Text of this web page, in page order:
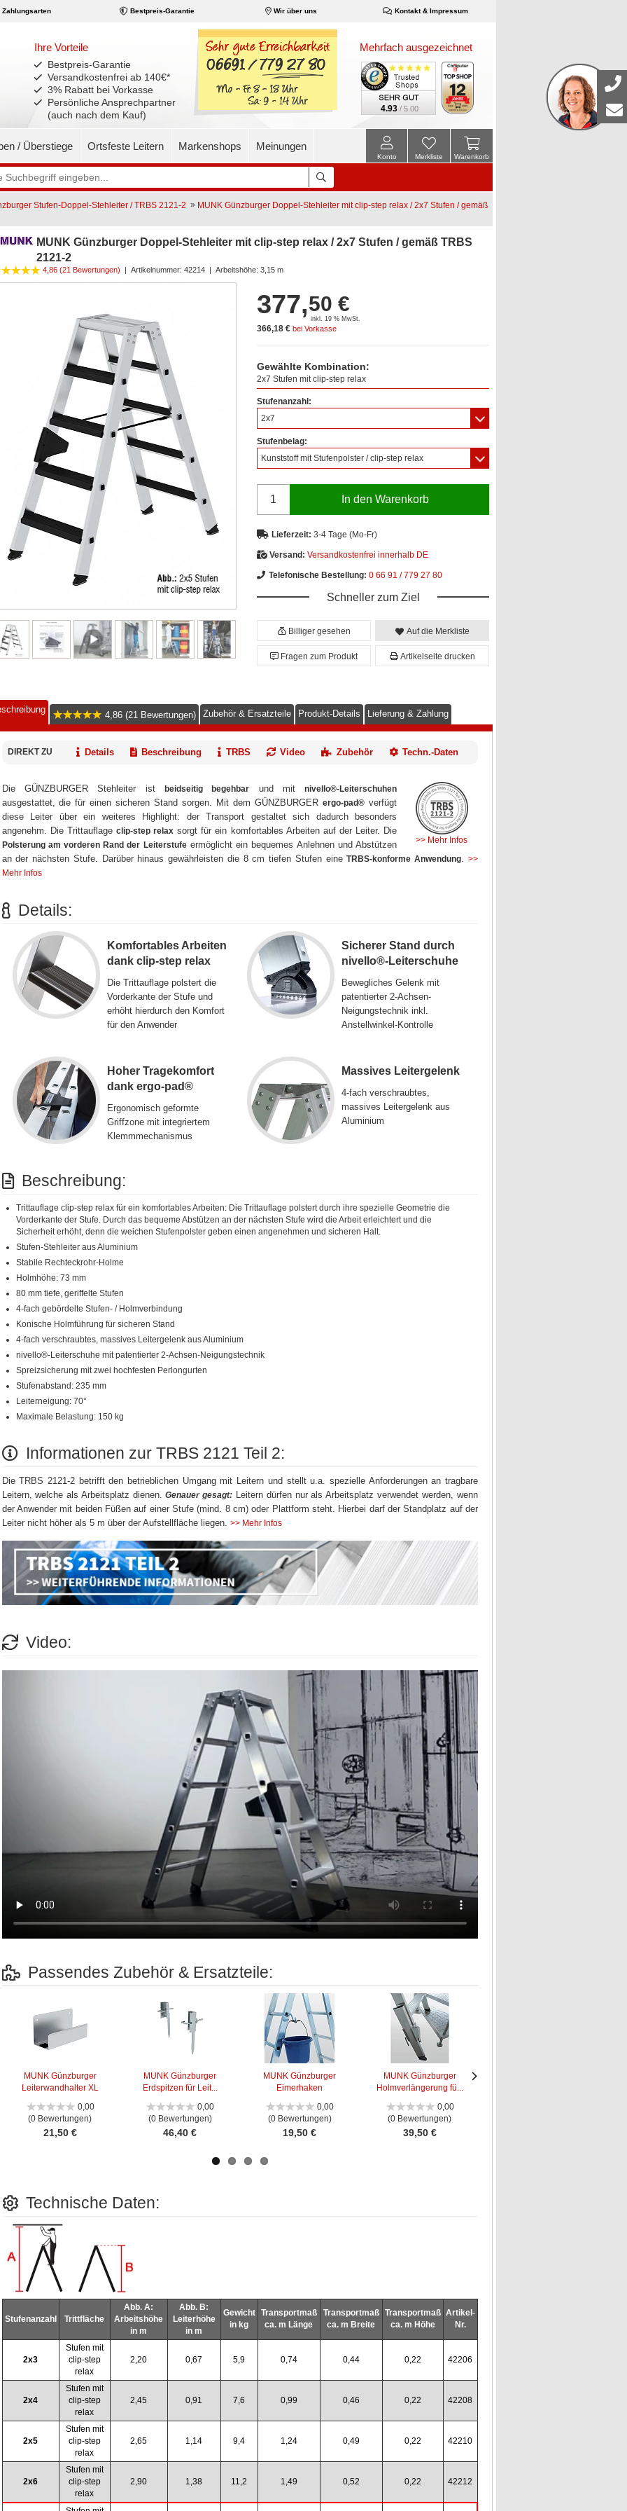
Zahlungsarten Bestpreis-Garantie Wir über uns Kontakt & Impressum
Ihre Vorteile
Bestpreis-Garantie
Versandkostenfrei ab 140€*
3% Rabatt bei Vorkasse
Persönliche Ansprechpartner
(auch nach dem Kauf)
Mehrfach ausgezeichnet
4.93 / 5.00
/ Überstiege Ortsfeste Leitern Markenshops Meinungen
Warenkorb
Merkliste
Konto
Stufen-Doppel-Stehleiter / TRBS 2121-2 » MUNK Günzburger Doppel-Stehleiter mit clip-step relax / 2x7 Stufen / gemäß
MUNK Günzburger Doppel-Stehleiter mit clip-step relax / 2x7 Stufen / gemäß TRBS
2121-2
4,86 (21 Bewertungen) | Artikelnummer: 42214 | Arbeitshöhe: 3,15 m
377,50 €
inkl. 19 % MwSt.
366,18 € bei Vorkasse
Gewählte Kombination:
2x7 Stufen mit clip-step relax
Stufenanzahl:
2x7
Stufenbelag:
Kunststoff mit Stufenpolster / clip-step relax
In den Warenkorb
Lieferzeit: 3-4 Tage (Mo-Fr)
Versand: Versandkostenfrei innerhalb DE
Telefonische Bestellung: 0 66 91 / 779 27 80
Schneller zum Ziel
Billiger gesehen Auf die Merkliste
Fragen zum Produkt Artikelseite drucken
4,86 (21 Bewertungen) Zubehör & Ersatzteile Produkt-Details Lieferung & Zahlung
DIREKT ZU Details Beschreibung TRBS Video Zubehör Techn.-Daten
>> Mehr Infos
Die GÜNZBURGER Stehleiter ist beidseitig begehbar und mitnivello®-Leiterschuhen
ausgestattet, die für einen sicheren Stand sorgen. Mit dem GÜNZBURGERergo-pad® verfügt
diese Leiter über ein weiteres Highlight: der Transport gestaltet sich dadurch besonders
angenehm. Die Trittauflage clip-step relax sorgt für ein komfortables Arbeiten auf der Leiter. Die
Polsterung am vorderen Rand der Leiterstufeermöglicht ein bequemes Anlehnen und Abstützen
an der nächsten Stufe. Darüber hinaus gewährleisten die 8 cm tiefen Stufen eineTRBS-konforme Anwendung .>>
Mehr Infos
Details:
Komfortables Arbeiten
dank clip-step relax
Die Trittauflage polstert die
Vorderkante der Stufe und
erhöht hierdurch den Komfort
für den Anwender
Sicherer Stand durch
nivello®-Leiterschuhe
Bewegliches Gelenk mit
patentierter 2-Achsen-
Neigungstechnik inkl.
Anstellwinkel-Kontrolle
Hoher Tragekomfort
dank ergo-pad®
Ergonomisch geformte
Griffzone mit integriertem
Klemmmechanismus
Massives Leitergelenk
4-fach verschraubtes,
massives Leitergelenk aus
Aluminium
Beschreibung:
Trittauflage clip-step relax für ein komfortables Arbeiten: Die Trittauflage polstert durch ihre spezielle Geometrie die
Vorderkante der Stufe. Durch das bequeme Abstützen an der nächsten Stufe wird die Arbeit erleichtert und die
Sicherheit erhöht, denn die weichen Stufenpolster geben einen angenehmen und sicheren Halt.
Stufen-Stehleiter aus Aluminium
Stabile Rechteckrohr-Holme
Holmhöhe: 73 mm
80 mm tiefe, geriffelte Stufen
4-fach gebördelte Stufen- / Holmverbindung
Konische Holmführung für sicheren Stand
4-fach verschraubtes, massives Leitergelenk aus Aluminium
nivello®-Leiterschuhe mit patentierter 2-Achsen-Neigungstechnik
Spreizsicherung mit zwei hochfesten Perlongurten
Stufenabstand: 235 mm
Leiterneigung: 70°
Maximale Belastung: 150 kg
Informationen zur TRBS 2121 Teil 2:
Die TRBS 2121-2 betrifft den betrieblichen Umgang mit Leitern und stellt u.a. spezielle Anforderungen an tragbare
Leitern, welche als Arbeitsplatz dienen. Genauer gesagt:Leitern dürfen nur als Arbeitsplatz verwendet werden, wenn
der Anwender mit beiden Füßen auf einer Stufe (mind. 8 cm) oder Plattform steht. Hierbei darf der Standplatz auf der
Leiter nicht höher als 5 m über der Aufstellfläche liegen. >> Mehr Infos
Video:
Passendes Zubehör & Ersatzteile:
MUNK Günzburger
Leiterwandhalter XL
0,00
(0 Bewertungen)
21,50 €
MUNK Günzburger
Erdspitzen für Leit...
0,00
(0 Bewertungen)
46,40 €
MUNK Günzburger
Eimerhaken
0,00
(0 Bewertungen)
19,50 €
MUNK Günzburger
Holmverlängerung fü...
0,00
(0 Bewertungen)
39,50 €
Technische Daten:
Stufenanzahl Trittfläche
Abb. A:
Arbeitshöhe
in m
Abb. B:
Leiterhöhe
in m
Gewicht
in kg
Transportmaß
ca. m Länge
Transportmaß
ca. m Breite
Transportmaß
ca. m Höhe
Artikel-
Nr.
2x3
Stufen mit
clip-step
relax
2,20 0,67 5,9 0,74 0,44 0,22 42206
2x4
Stufen mit
clip-step
relax
2,45 0,91 7,6 0,99 0,46 0,22 42208
2x5
Stufen mit
clip-step
relax
2,65 1,14 9,4 1,24 0,49 0,22 42210
2x6
Stufen mit
clip-step
relax
2,90 1,38 11,2 1,49 0,52 0,22 42212